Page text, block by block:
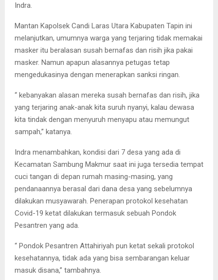
Indra.
Mantan Kapolsek Candi Laras Utara Kabupaten Tapin ini
melanjutkan, umumnya warga yang terjaring tidak memakai
masker itu beralasan susah bernafas dan risih jika pakai
masker. Namun apapun alasannya petugas tetap
mengedukasinya dengan menerapkan sanksi ringan.
“ kebanyakan alasan mereka susah bernafas dan risih, jika
yang terjaring anak-anak kita suruh nyanyi, kalau dewasa
kita tindak dengan menyuruh menyapu atau memungut
sampah,” katanya.
Indra menambahkan, kondisi dari 7 desa yang ada di
Kecamatan Sambung Makmur saat ini juga tersedia tempat
cuci tangan di depan rumah masing-masing, yang
pendanaannya berasal dari dana desa yang sebelumnya
dilakukan musyawarah. Penerapan protokol kesehatan
Covid-19 ketat dilakukan termasuk sebuah Pondok
Pesantren yang ada.
“ Pondok Pesantren Attahiriyah pun ketat sekali protokol
kesehatannya, tidak ada yang bisa sembarangan keluar
masuk disana,” tambahnya.